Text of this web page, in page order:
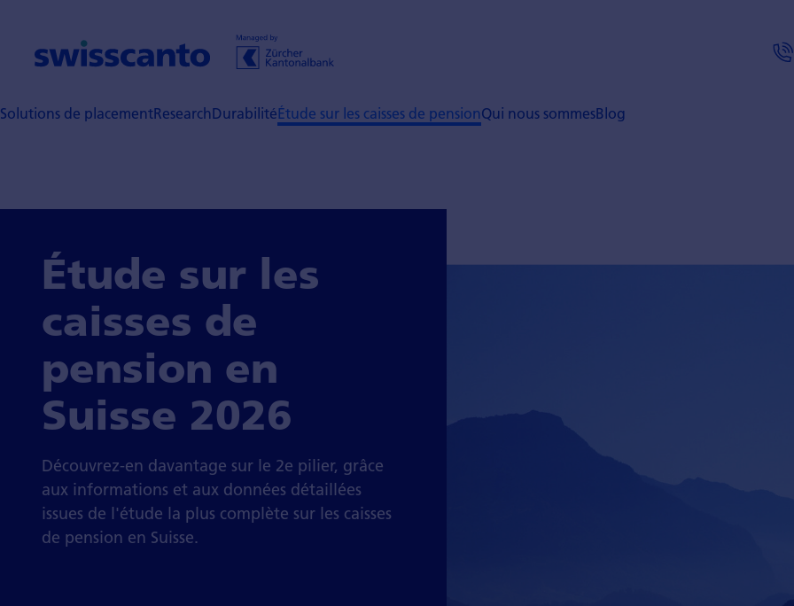
Solutions de placementResearchDurabilitéÉtude sur les caisses de pensionQui nous sommesBlog
Étude sur les
caisses de
pension en
Suisse 2026
Découvrez-en davantage sur le 2e pilier, grâce
aux infor­mations et aux données détaillées
issues de l'étude la plus com­plète sur les caisses
de pension en Suisse.